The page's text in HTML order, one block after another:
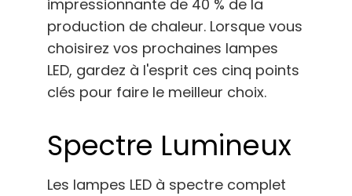
impressionnante de 40 % de la
production de chaleur. Lorsque vous
choisirez vos prochaines lampes
LED, gardez à l'esprit ces cinq points
clés pour faire le meilleur choix.
Spectre Lumineux
Les lampes LED à spectre complet